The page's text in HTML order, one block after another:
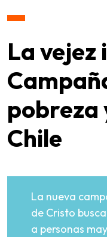
La vejez
pobreza
Chile
La nueva
de Cristo
a personas